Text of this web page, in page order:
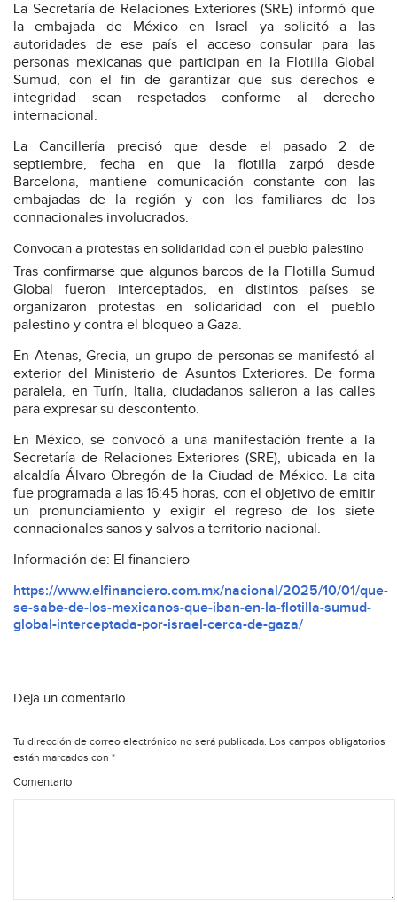
La Secretaría de Relaciones Exteriores (SRE) informó que
la embajada de México en Israel ya solicitó a las
autoridades de ese país el acceso consular para las
personas mexicanas que participan en la Flotilla Global
Sumud, con el fin de garantizar que sus derechos e
integridad sean respetados conforme al derecho
internacional.
La Cancillería precisó que desde el pasado 2 de
septiembre, fecha en que la flotilla zarpó desde
Barcelona, mantiene comunicación constante con las
embajadas de la región y con los familiares de los
connacionales involucrados.
Convocan a protestas en solidaridad con el pueblo palestino
Tras confirmarse que algunos barcos de la Flotilla Sumud
Global fueron interceptados, en distintos países se
organizaron protestas en solidaridad con el pueblo
palestino y contra el bloqueo a Gaza.
En Atenas, Grecia, un grupo de personas se manifestó al
exterior del Ministerio de Asuntos Exteriores. De forma
paralela, en Turín, Italia, ciudadanos salieron a las calles
para expresar su descontento.
En México, se convocó a una manifestación frente a la
Secretaría de Relaciones Exteriores (SRE), ubicada en la
alcaldía Álvaro Obregón de la Ciudad de México. La cita
fue programada a las 16:45 horas, con el objetivo de emitir
un pronunciamiento y exigir el regreso de los siete
connacionales sanos y salvos a territorio nacional.
Información de: El financiero
https://www.elfinanciero.com.mx/nacional/2025/10/01/que-
se-sabe-de-los-mexicanos-que-iban-en-la-flotilla-sumud-
global-interceptada-por-israel-cerca-de-gaza/
Deja un comentario
Tu dirección de correo electrónico no será publicada. Los campos obligatorios
están marcados con *
Comentario